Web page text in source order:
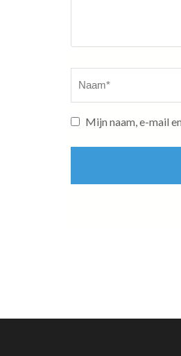
Mijn naam, e-mail